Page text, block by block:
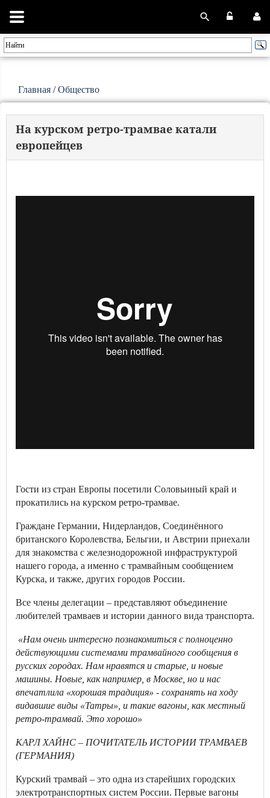
Главная /Общество
На курском ретро-трамвае катали
европейцев
Гости из стран Европы посетили Соловьиный край и
прокатились на курском ретро-трамвае.
Граждане Германии, Нидерландов, Соединённого
британского Королевства, Бельгии, и Австрии приехали
для знакомства с железнодорожной инфраструктурой
нашего города, а именно с трамвайным сообщением
Курска, и также, других городов России.
Все члены делегации – представляют объединение
любителей трамваев и истории данного вида транспорта.
«Нам очень интересно познакомиться с полноценно
действующими системами трамвайного сообщения в
русских городах. Нам нравятся и старые, и новые
машины. Новые, как например, в Москве, но и нас
впечатлила «хорошая традиция» - сохранять на ходу
видавшие виды «Татры», и такие вагоны, как местный
ретро-трамвай. Это хорошо»
КАРЛ ХАЙНС – ПОЧИТАТЕЛЬ ИСТОРИИ ТРАМВАЕВ
(ГЕРМАНИЯ)
Курский трамвай – это одна из старейших городских
электротранспортных систем России. Первые вагоны